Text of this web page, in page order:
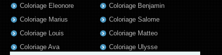
Coloriage Eleonore
Coloriage Marius
Coloriage Louis
Coloriage Ava
Coloriage Benjamin
Coloriage Salome
Coloriage Matteo
Coloriage Ulysse